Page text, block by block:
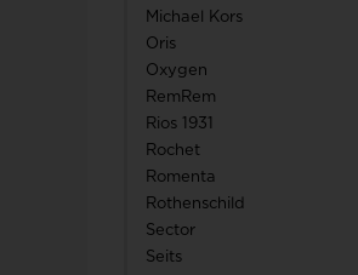
Michael Kors
Oris
Oxygen
RemRem
Rios 1931
Rochet
Romenta
Rothenschild
Sector
Seits